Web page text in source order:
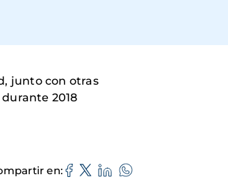
junto con otras
2018
en